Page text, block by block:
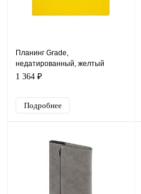
Планинг Grade,
недатированный, желтый
1 364 ₽
Подробнее